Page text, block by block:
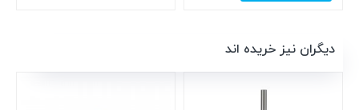
دیگران نیز خریده اند